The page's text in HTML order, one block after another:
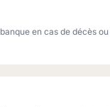
en cas de décès